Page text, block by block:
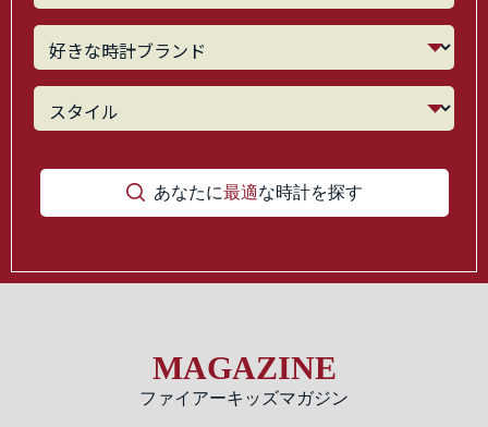
あなたに最適な時計を探す
MAGAZINE
ファイアーキッズマガジン